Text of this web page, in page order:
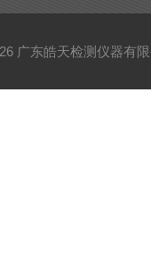
广东皓天检测仪器有